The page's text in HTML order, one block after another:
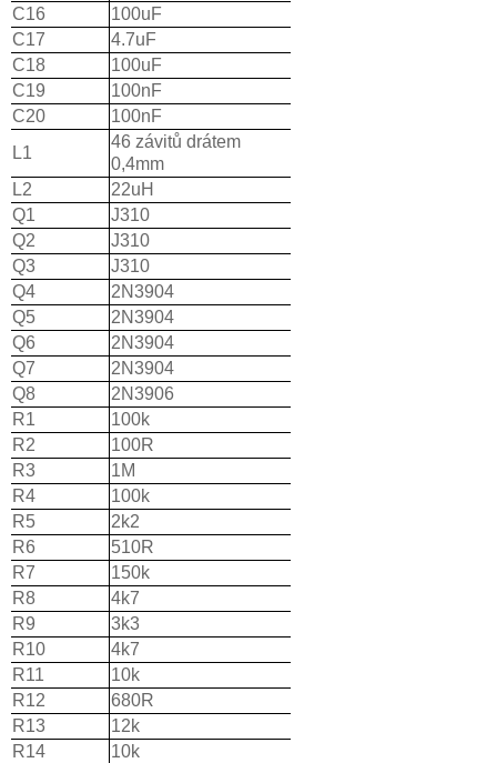
C16
100uF
C17
4.7uF
C18
100uF
C19
100nF
C20
100nF
L1
46 závitů drátem
0,4mm
L2
22uH
Q1
J310
Q2
J310
Q3
J310
Q4
2N3904
Q5
2N3904
Q6
2N3904
Q7
2N3904
Q8
2N3906
R1
100k
R2
100R
R3
1M
R4
100k
R5
2k2
R6
510R
R7
150k
R8
4k7
R9
3k3
R10
4k7
R11
10k
R12
680R
R13
12k
R14
10k